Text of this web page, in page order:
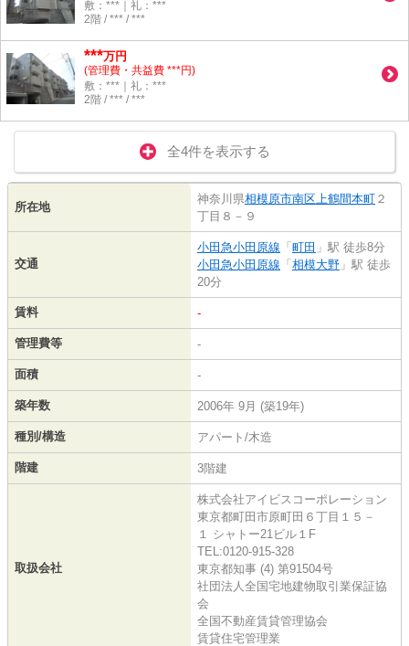
敷：***｜礼：***
2階 / *** / ***
***万円
(管理費・共益費 ***円)
敷：***｜礼：***
2階 / *** / ***
全4件を表示する
所在地
神奈川県相模原市南区 上鶴間本町 ２
丁目８－９
交通
小田急小田原線 「町田 」駅 徒歩8分
小田急小田原線 「相模大野 」駅 徒歩
20分
賃料 -
管理費等 -
面積 -
築年数 2006年 9月 (築19年)
種別/構造 アパート/木造
階建 3階建
取扱会社
株式会社アイビスコーポレーション
東京都町田市原町田６丁目１５－
１ シャトー21ビル１F
TEL:0120-915-328
東京都知事 (4) 第91504号
社団法人全国宅地建物取引業保証協
会
全国不動産賃貸管理協会
賃貸住宅管理業